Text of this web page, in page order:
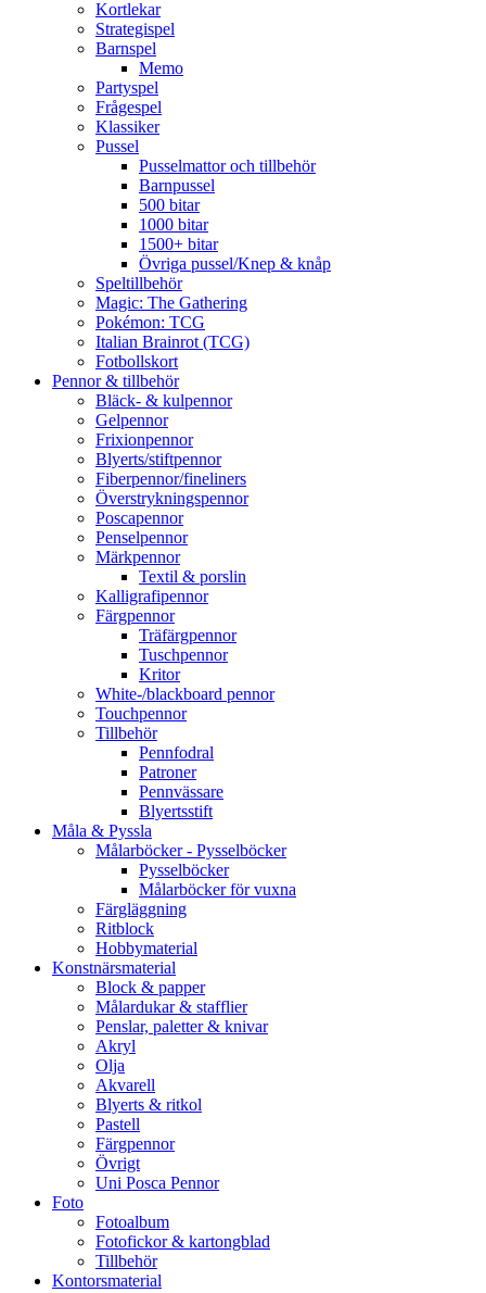
Kortlekar
Strategispel
Barnspel
Memo
Partyspel
Frågespel
Klassiker
Pussel
Pusselmattor och tillbehör
Barnpussel
500 bitar
1000 bitar
1500+ bitar
Övriga pussel/Knep & knåp
Speltillbehör
Magic: The Gathering
Pokémon: TCG
Italian Brainrot (TCG)
Fotbollskort
Pennor & tillbehör
Bläck- & kulpennor
Gelpennor
Frixionpennor
Blyerts/stiftpennor
Fiberpennor/fineliners
Överstrykningspennor
Poscapennor
Penselpennor
Märkpennor
Textil & porslin
Kalligrafipennor
Färgpennor
Träfärgpennor
Tuschpennor
Kritor
White-/blackboard pennor
Touchpennor
Tillbehör
Pennfodral
Patroner
Pennvässare
Blyertsstift
Måla & Pyssla
Målarböcker - Pysselböcker
Pysselböcker
Målarböcker för vuxna
Färgläggning
Ritblock
Hobbymaterial
Konstnärsmaterial
Block & papper
Målardukar & stafflier
Penslar, paletter & knivar
Akryl
Olja
Akvarell
Blyerts & ritkol
Pastell
Färgpennor
Övrigt
Uni Posca Pennor
Foto
Fotoalbum
Fotofickor & kartongblad
Tillbehör
Kontorsmaterial